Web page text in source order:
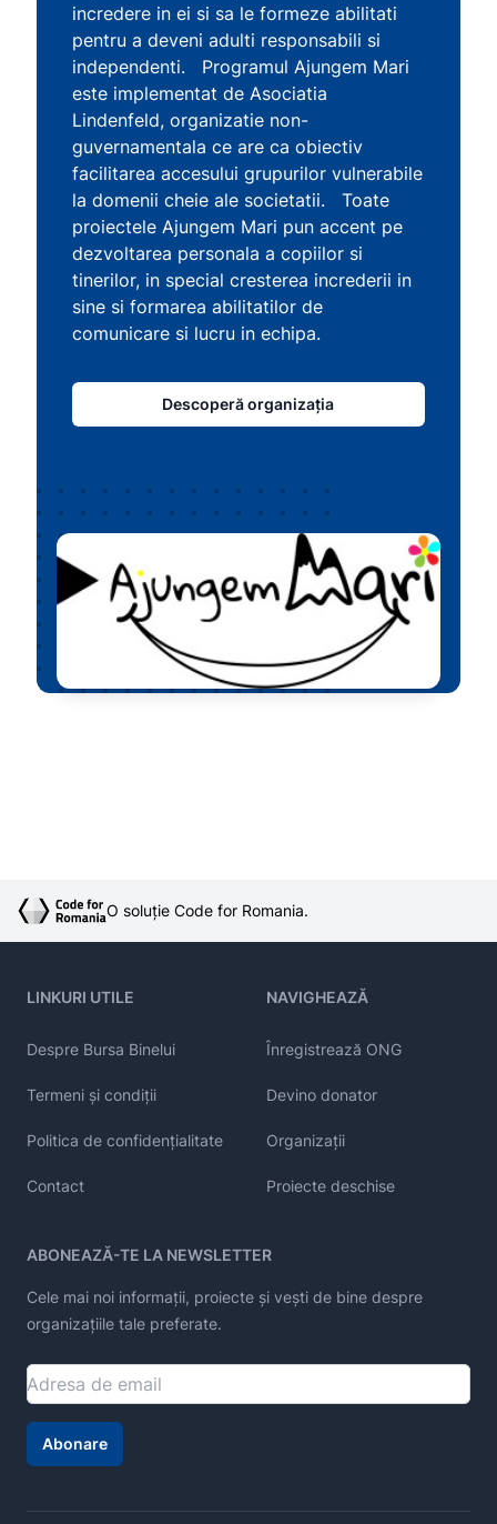
incredere in ei si sa le formeze abilitati
pentru a deveni adulti responsabili si
independenti. Programul Ajungem Mari
este implementat de Asociatia
Lindenfeld, organizatie non-
guvernamentala ce are ca obiectiv
facilitarea accesului grupurilor vulnerabile
la domenii cheie ale societatii. Toate
proiectele Ajungem Mari pun accent pe
dezvoltarea personala a copiilor si
tinerilor, in special cresterea increderii in
sine si formarea abilitatilor de
comunicare si lucru in echipa.
Descoperă organizația
O soluție Code for Romania.
LINKURI UTILE
Despre Bursa Binelui
Termeni și condiții
Politica de confidențialitate
Contact
NAVIGHEAZĂ
Înregistrează ONG
Devino donator
Organizații
Proiecte deschise
ABONEAZĂ-TE LA NEWSLETTER
Cele mai noi informații, proiecte și vești de bine despre
organizațiile tale preferate.
Abonare